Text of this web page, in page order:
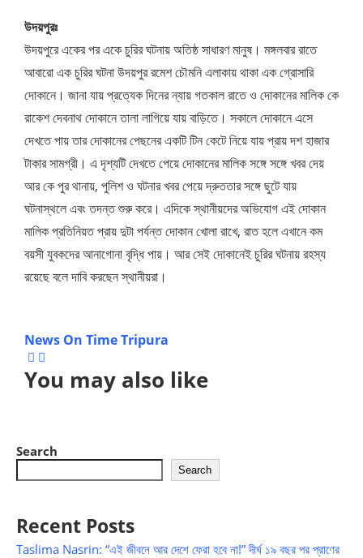
উদয়পুরঃ
উদয়পুরে একের পর একে চুরির ঘটনায় অতিষ্ঠ সাধারণ মানুষ। মঙ্গলবার রাতে
আবারো এক চুরির ঘটনা উদয়পুর রমেশ চৌমনি এলাকায় থাকা এক গ্রোসারি
দোকানে। জানা যায় প্রত্যেক দিনের ন্যায় গতকাল রাতে ও দোকানের মালিক কে
রাকেশ দেবনাথ দোকানে তালা লাগিয়ে যায় বাড়িতে। সকালে দোকানে এসে
দেখতে পায় তার দোকানের পেছনের একটি টিন কেটে নিয়ে যায় প্রায় দশ হাজার
টাকার সামগ্রী। এ দৃশ্যটি দেখতে পেয়ে দোকানের মালিক সঙ্গে সঙ্গে খবর দেয়
আর কে পুর থানায়, পুলিশ ও ঘটনার খবর পেয়ে দ্রুততার সঙ্গে ছুটে যায়
ঘটনাস্থলে এবং তদন্ত শুরু করে। এদিকে স্থানীয়দের অভিযোগ এই দোকান
মালিক প্রতিনিয়ত প্রায় দুটা পর্যন্ত দোকান খোলা রাখে, রাত হলে এখানে কম
বয়সী যুবকদের আনাগোনা বৃদ্ধি পায়। আর সেই দোকানেই চুরির ঘটনায় রহস্য
রয়েছে বলে দাবি করছেন স্থানীয়রা।
News On Time Tripura
You may also like
Search
Search
Recent Posts
Taslima Nasrin: “এই জীবনে আর দেশে ফেরা হবে না!” দীর্ঘ ১৯ বছর পর প্রাণের